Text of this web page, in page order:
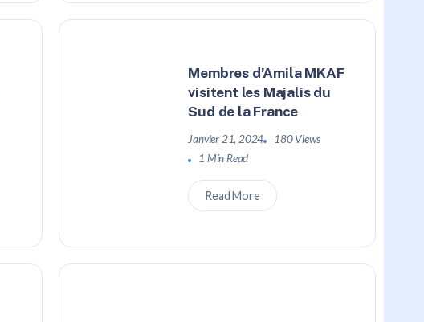
Membres d’Amila MKAF
visitent les Majalis du
Sud de la France
Janvier 21, 2024
180 Views
1 Min Read
Read More